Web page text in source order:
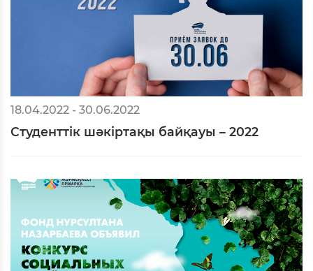
18.04.2022 - 30.06.2022
Студенттік шәкіртақы байқауы – 2022